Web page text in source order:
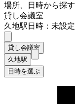
場所、日時から探す
貸し会議室
久地駅日時：未設定
貸し会議室
久地駅
日時を選ぶ